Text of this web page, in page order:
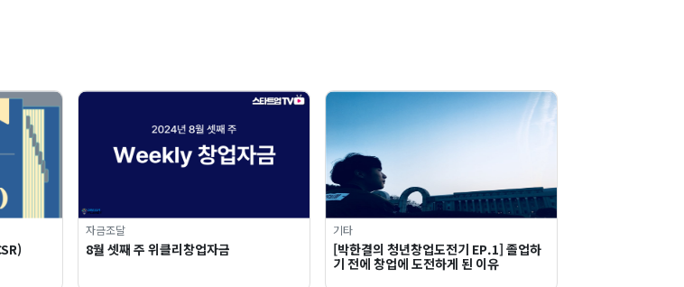
자금조달
8월 셋째 주 위클리창업자금
기타
[박한결의 청년창업도전기 EP.1] 졸업하
기 전에 창업에 도전하게 된 이유